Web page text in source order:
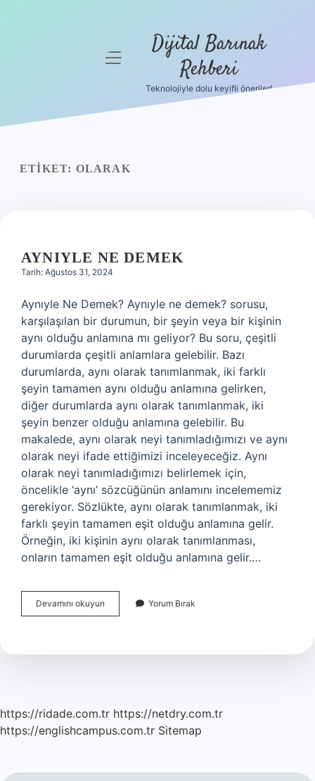
menüyü
Dijital Barınak
Rehberi
Teknolojiyle dolu keyifli öneriler!
ETIKET: OLARAK
AYNIYLE NE DEMEK
Tarih: Ağustos 31, 2024
Aynıyle Ne Demek? Aynıyle ne demek? sorusu,
karşılaşılan bir durumun, bir şeyin veya bir kişinin
aynı olduğu anlamına mı geliyor? Bu soru, çeşitli
durumlarda çeşitli anlamlara gelebilir. Bazı
durumlarda, aynı olarak tanımlanmak, iki farklı
şeyin tamamen aynı olduğu anlamına gelirken,
diğer durumlarda aynı olarak tanımlanmak, iki
şeyin benzer olduğu anlamına gelebilir. Bu
makalede, aynı olarak neyi tanımladığımızı ve aynı
olarak neyi ifade ettiğimizi inceleyeceğiz. Aynı
olarak neyi tanımladığımızı belirlemek için,
öncelikle ‘aynı’ sözcüğünün anlamını incelememiz
gerekiyor. Sözlükte, aynı olarak tanımlanmak, iki
farklı şeyin tamamen eşit olduğu anlamına gelir.
Örneğin, iki kişinin aynı olarak tanımlanması,
onların tamamen eşit olduğu anlamına gelir.…
Devamını okuyun
ne
Yorum Bırak
https://ridade.com.tr https://netdry.com.tr
https://englishcampus.com.tr Sitemap